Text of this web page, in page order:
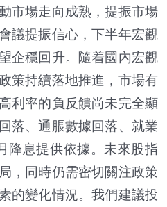
市場走向成熟，提振市場
議提振信心，下半年宏觀
企穩回升。隨着國內宏觀
策持續落地推進，市場有
利率的負反饋尚未完全顯
落、通脹數據回落、就業
降息提供依據。未來股指
，同時仍需密切關注政策
的變化情況。我們建議投